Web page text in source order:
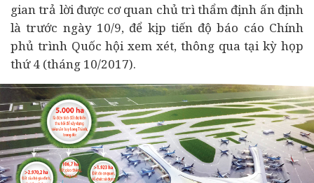
gian trả lời được cơ quan chủ trì thẩm định ấn định
là trước ngày 10/9, để kịp tiến độ báo cáo Chính
phủ trình Quốc hội xem xét, thông qua tại kỳ họp
thứ 4 (tháng 10/2017).